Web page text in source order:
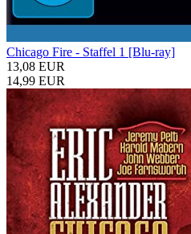
Chicago Fire - Staffel 1 [Blu-ray]
13,08 EUR
14,99 EUR